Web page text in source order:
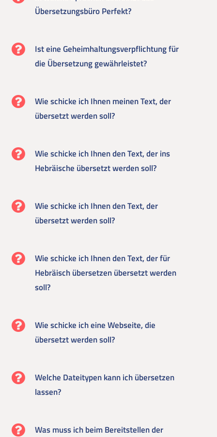
Übersetzungsbüro Perfekt?
Ist eine Geheimhaltungsverpflichtung für
die Übersetzung gewährleistet?
Wie schicke ich Ihnen meinen Text, der
übersetzt werden soll?
Wie schicke ich Ihnen den Text, der ins
Hebräische übersetzt werden soll?
Wie schicke ich Ihnen den Text, der
übersetzt werden soll?
Wie schicke ich Ihnen den Text, der für
Hebräisch übersetzen übersetzt werden
soll?
Wie schicke ich eine Webseite, die
übersetzt werden soll?
Welche Dateitypen kann ich übersetzen
lassen?
Was muss ich beim Bereitstellen der